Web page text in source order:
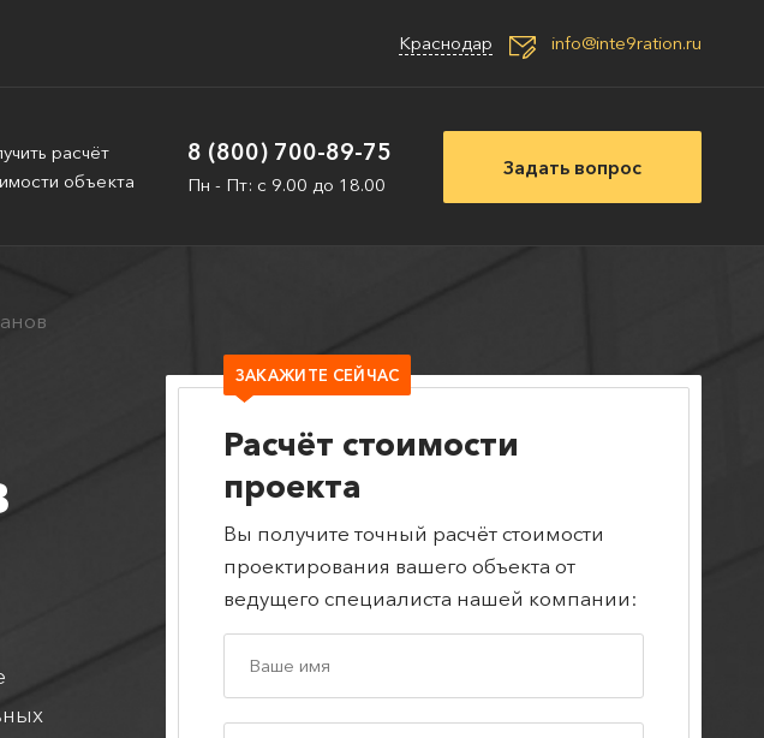
Краснодар info@inte9ration.ru
расчёт
объекта
8 (800) 700-89-75
Пн - Пт: с 9.00 до 18.00
Задать вопрос
ЗАКАЖИТЕ СЕЙЧАС
Расчёт стоимости
проекта
Вы получите точный расчёт стоимости
проектирования вашего объекта от
ведущего специалиста нашей компании: